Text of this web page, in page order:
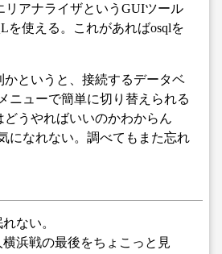
リアナライザというGUIツール
を使える。これがあればosqlを
かというと、接続するデータベ
ニューで簡単に切り替えられる
どうやればいいのかわからん
になれない。調べてもまた忘れ
ない。
浜戦の最後をちょこっと見